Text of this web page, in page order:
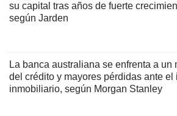
su capital tras años de fuerte
según Jarden
La banca australiana se enfrenta a un
del crédito y mayores pérdidas ante el
inmobiliario, según Morgan Stanley